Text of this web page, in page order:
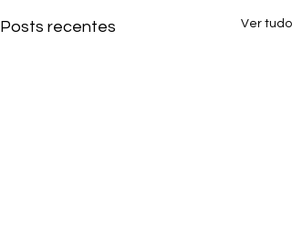
Posts recentes Ver tudo